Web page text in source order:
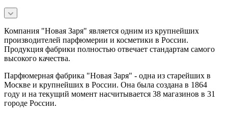
Компания "Новая Заря" является одним из крупнейших
производителей парфюмерии и косметики в России.
Продукция фабрики полностью отвечает стандартам самого
высокого качества.
Парфюмерная фабрика "Новая Заря" - одна из старейших в
Москве и крупнейших в России. Она была создана в 1864
году и на текущий момент насчитывается 38 магазинов в 31
городе России.